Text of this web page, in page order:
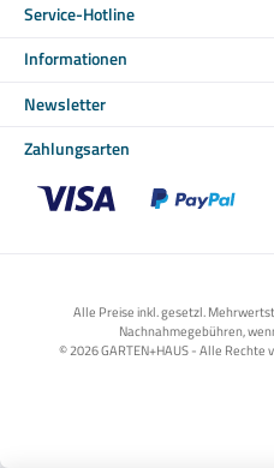
Service-Hotline
Informationen
Newsletter
Zahlungsarten
Alle Preise inkl. gesetzl.
Nachnahmegebühren,
© 2026 GARTEN+HAUS - Alle Rechte